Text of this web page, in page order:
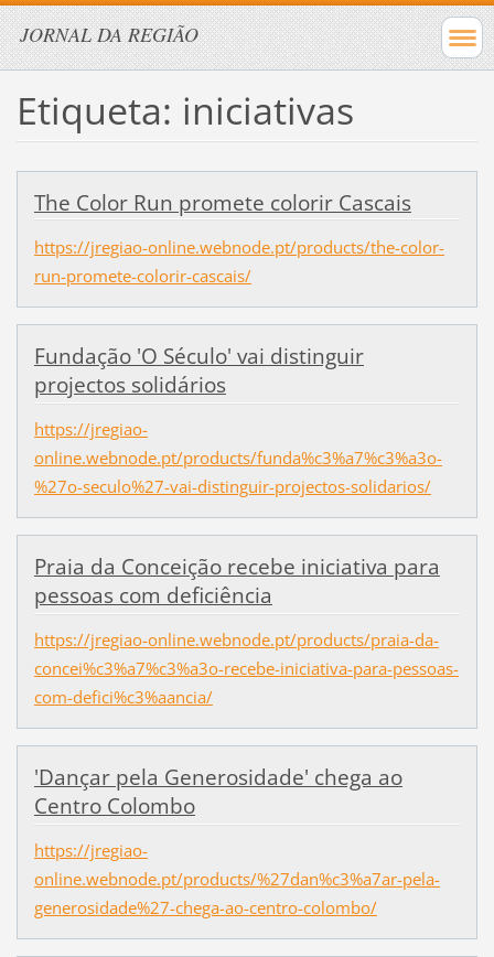
JORNAL DA REGIÃO
Etiqueta: iniciativas
The Color Run promete colorir Cascais
https://jregiao-online.webnode.pt/products/the-color-
run-promete-colorir-cascais/
Fundação 'O Século' vai distinguir
projectos solidários
https://jregiao-
online.webnode.pt/products/funda%c3%a7%c3%a3o-
%27o-seculo%27-vai-distinguir-projectos-solidarios/
Praia da Conceição recebe iniciativa para
pessoas com deficiência
https://jregiao-online.webnode.pt/products/praia-da-
concei%c3%a7%c3%a3o-recebe-iniciativa-para-pessoas-
com-defici%c3%aancia/
'Dançar pela Generosidade' chega ao
Centro Colombo
https://jregiao-
online.webnode.pt/products/%27dan%c3%a7ar-pela-
generosidade%27-chega-ao-centro-colombo/